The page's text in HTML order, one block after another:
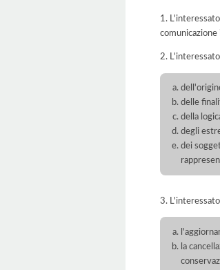
1.
2.
delle
della
degli
dei
3.
la